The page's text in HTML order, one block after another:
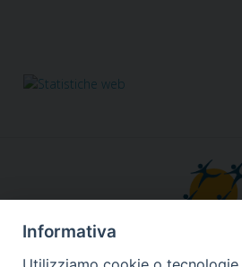
Informativa